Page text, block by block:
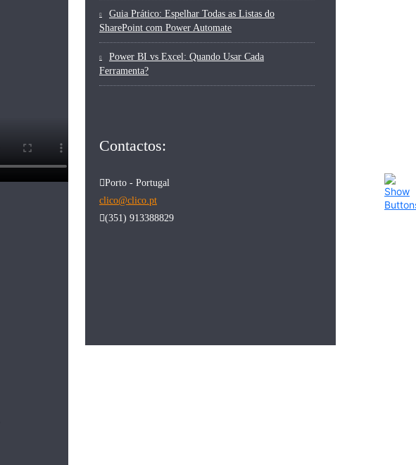
Guia Prático: Espelhar Todas as Listas do
SharePoint com Power Automate
Power BI vs Excel: Quando Usar Cada
Ferramenta?
Contactos:
Porto - Portugal
clico@clico.pt
(351) 913388829